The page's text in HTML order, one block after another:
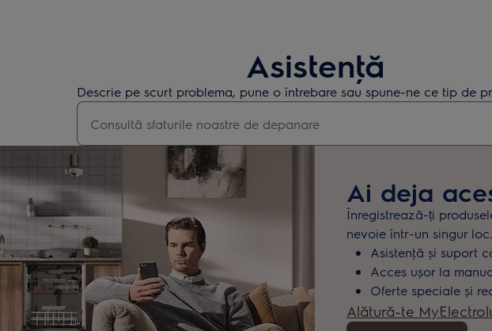
Asistenţă
Descrie pe scurt problema, pune o întrebare sau spune-ne ce tip de
Type to search for support articles
Ai deja
Înregistrează-ți
nevoie într-un singur loc.
Asistenţă și suport
Acces ușor la
Oferte speciale și
Alătură-te